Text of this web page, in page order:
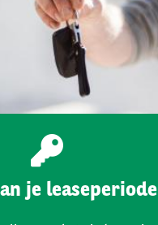
je leaseperiode